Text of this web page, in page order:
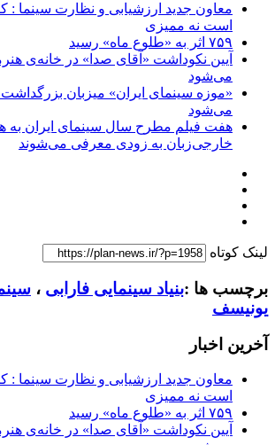
معاون جدید ارزشیابی و نظارت سینما :
است نه ممیزی
۷۵۹ اثر به «طلوع ماه» رسید
آیین نکوداشت «آقای صدا» در خانه‌ی
می‌شود
«موزه سینمای ایران» میزبان
می‌شود
هفت فیلم مطرح سال سینمای ایران به
خارجی‌زبان به زودی معرفی می‌شوند
لینک کوتاه
برچسب ها :بنیاد سینمایی فارابی ،
یونیسف
آخرین اخبار
معاون جدید ارزشیابی و نظارت سینما :
است نه ممیزی
۷۵۹ اثر به «طلوع ماه» رسید
آیین نکوداشت «آقای صدا» در خانه‌ی